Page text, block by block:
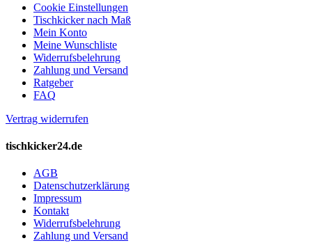
Cookie Einstellungen
Tischkicker nach Maß
Mein Konto
Meine Wunschliste
Widerrufsbelehrung
Zahlung und Versand
Ratgeber
FAQ
Vertrag widerrufen
tischkicker24.de
AGB
Datenschutzerklärung
Impressum
Kontakt
Widerrufsbelehrung
Zahlung und Versand